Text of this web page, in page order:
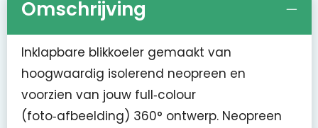
Omschrijving
Inklapbare blikkoeler gemaakt van
hoogwaardig isolerend neopreen en
voorzien van jouw full‑colour
(foto‑afbeelding) 360° ontwerp. Neopreen